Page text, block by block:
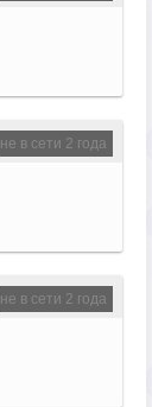
не в сети 2 года
не в сети 2 года